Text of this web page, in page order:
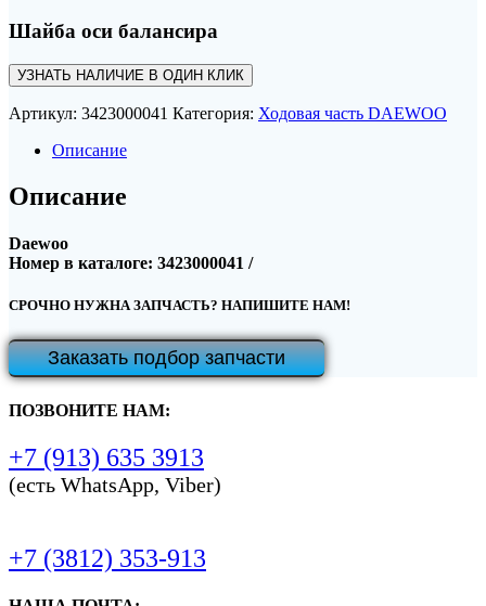
Шайба оси балансира
УЗНАТЬ НАЛИЧИЕ В ОДИН КЛИК
Артикул: 3423000041 Категория: Ходовая часть DAEWOO
Описание
Описание
Daewoo
Номер в каталоге: 3423000041 /
СРОЧНО НУЖНА ЗАПЧАСТЬ? НАПИШИТЕ НАМ!
Заказать подбор запчасти
ПОЗВОНИТЕ НАМ:
+7 (913) 635 3913
(есть WhatsApp, Viber)
+7 (3812) 353-913